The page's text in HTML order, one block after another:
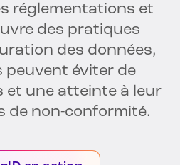
réglementations et
des pratiques
des données,
peuvent éviter de
et une atteinte à leur
de non-conformité.